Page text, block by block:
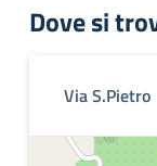
Dove si
Via S.Pietro